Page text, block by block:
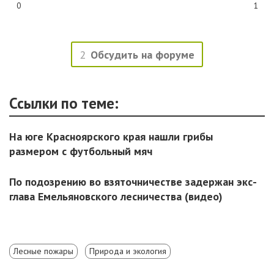
0 1
2 Обсудить на форуме
Ссылки по теме:
На юге Красноярского края нашли грибы
размером с футбольный мяч
По подозрению во взяточничестве задержан экс-
глава Емельяновского лесничества (видео)
Лесные пожары Природа и экология